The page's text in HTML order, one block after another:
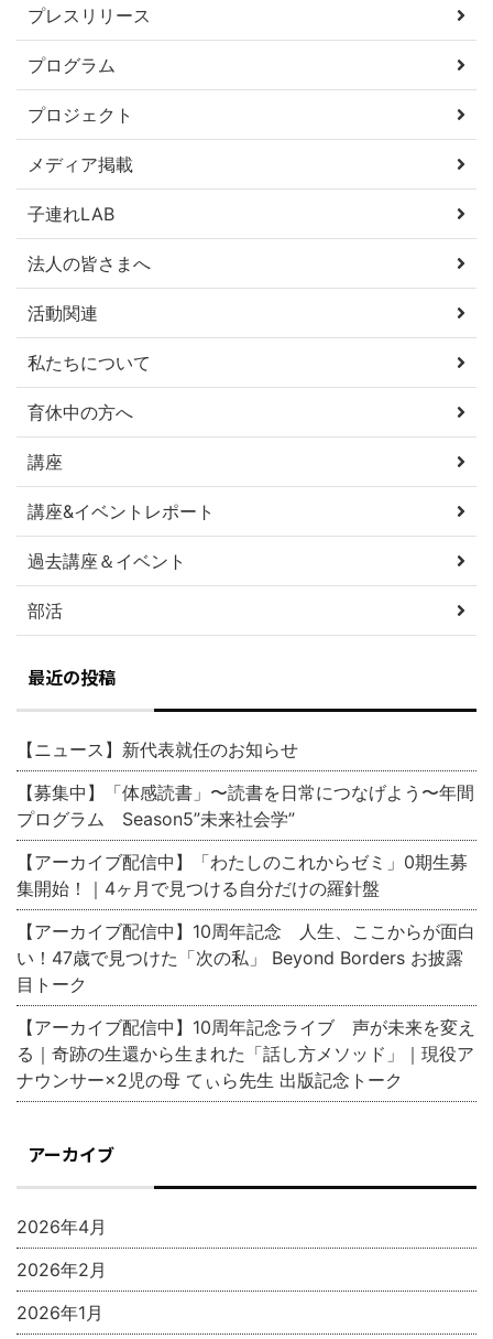
プレスリリース
プログラム
プロジェクト
メディア掲載
子連れLAB
法人の皆さまへ
活動関連
私たちについて
育休中の方へ
講座
講座&イベントレポート
過去講座＆イベント
部活
最近の投稿
【ニュース】新代表就任のお知らせ
【募集中】「体感読書」〜読書を日常につなげよう〜年間
プログラム Season5”未来社会学”
【アーカイブ配信中】「わたしのこれからゼミ」0期生募
集開始！｜4ヶ月で見つける自分だけの羅針盤
【アーカイブ配信中】10周年記念 人生、ここからが面白
い！47歳で見つけた「次の私」 Beyond Borders お披露
目トーク
【アーカイブ配信中】10周年記念ライブ 声が未来を変え
る｜奇跡の生還から生まれた「話し方メソッド」｜現役ア
ナウンサー×2児の母 てぃら先生 出版記念トーク
アーカイブ
2026年4月
2026年2月
2026年1月